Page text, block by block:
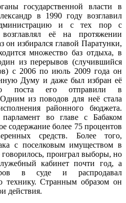
государственной власти в
в 1990 году возглавил
и с тех пор с
её на протяжении
он избирался главой Паратунки,
множество баз отдыха, в
из перерывов (случившийся
с 2006 по июль 2009 года он
Думу и даже был избран её
поста его отправили в
из поводов для неё стала
районного бюджета.
во главе с Бабаком
содержание более 75 процентов
средств. Более того,
с поселковым имуществом в
говорилось, проиграл выборы, но
кабинет почти год, а
в суде и распродавал
технику. Странным образом он
действия.